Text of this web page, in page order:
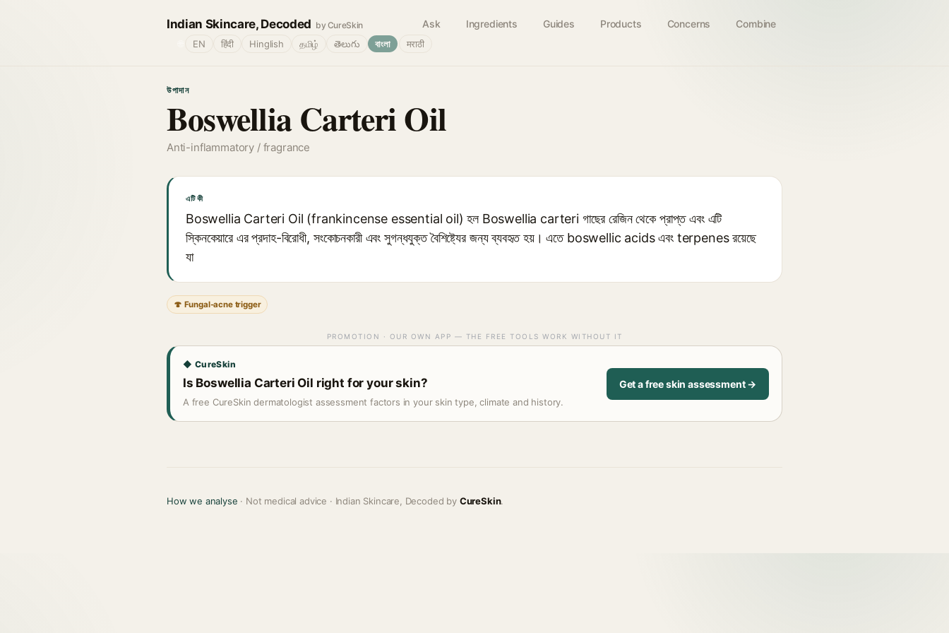
Indian Skincare, Decoded by CureSkin Ask Ingredients Guides Products Concerns Combine
EN हिंदी Hinglish தமிழ் తెలుగు বাংলা मराठी
উপাদান
Boswellia Carteri Oil
Anti-inflammatory / fragrance
এটি কী
Boswellia Carteri Oil (frankincense essential oil) হল Boswellia carteri গাছের রেজিন থেকে প্রাপ্ত এবং এটি
স্কিনকেয়ারে এর প্রদাহ-বিরোধী, সংকোচনকারী এবং সুগন্ধযুক্ত বৈশিষ্ট্যের জন্য ব্যবহৃত হয়। এতে boswellic acids এবং terpenes রয়েছে
যা
🍄 Fungal-acne trigger
PROMOTION · OUR OWN APP — THE FREE TOOLS WORK WITHOUT IT
◆ CureSkin
Is Boswellia Carteri Oil right for your skin?
A free CureSkin dermatologist assessment factors in your skin type, climate and history.
Get a free skin assessment →
How we analyse · Not medical advice · Indian Skincare, Decoded by CureSkin.